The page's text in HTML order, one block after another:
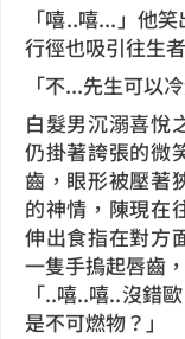
「嘻..嘻...」他
行徑也吸引往生
「不...先生可以
白髮男沉溺喜悅
仍掛著誇張的微
齒，眼形被壓著
的神情， 陳現在
伸出食指在對方
一隻手摀起唇齒
「..嘻..嘻..沒錯
是不可燃物？」